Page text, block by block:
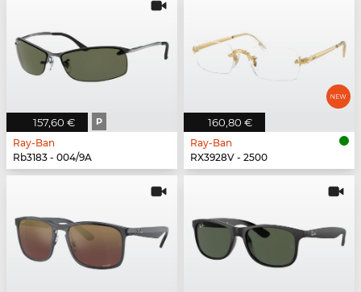
157,60 € P
Ray-Ban
Rb3183 - 004/9A
160,80 €
Ray-Ban
RX3928V - 2500